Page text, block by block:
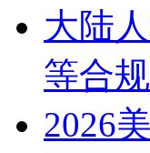
大陆
等合
2026